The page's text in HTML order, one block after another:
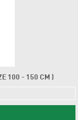
100 - 150 CM )